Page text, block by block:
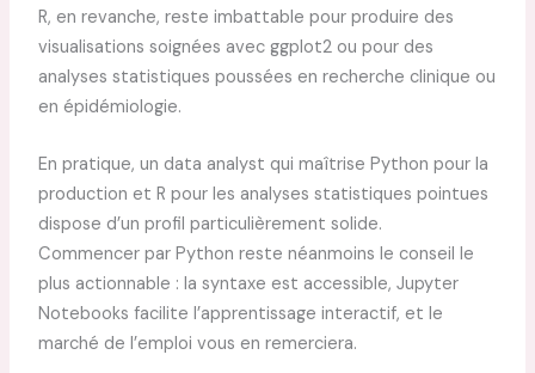
R, en revanche, reste imbattable pour produire des
visualisations soignées avec ggplot2 ou pour des
analyses statistiques poussées en recherche clinique ou
en épidémiologie.
En pratique, un data analyst qui maîtrise Python pour la
production et R pour les analyses statistiques pointues
dispose d’un profil particulièrement solide.
Commencer par Python reste néanmoins le conseil le
plus actionnable : la syntaxe est accessible, Jupyter
Notebooks facilite l’apprentissage interactif, et le
marché de l’emploi vous en remerciera.